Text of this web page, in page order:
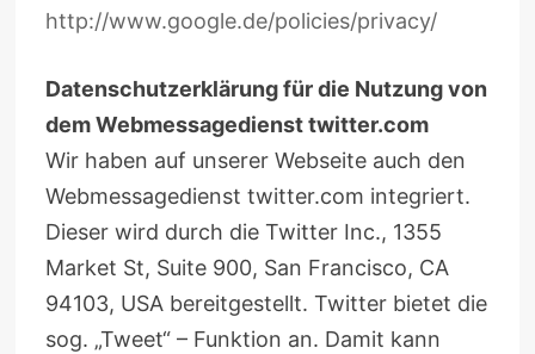
http://www.google.de/policies/privacy/
Datenschutzerklärung für die Nutzung von
dem Webmessagedienst twitter.com
Wir haben auf unserer Webseite auch den
Webmessagedienst twitter.com integriert.
Dieser wird durch die Twitter Inc., 1355
Market St, Suite 900, San Francisco, CA
94103, USA bereitgestellt. Twitter bietet die
sog. „Tweet“ – Funktion an. Damit kann